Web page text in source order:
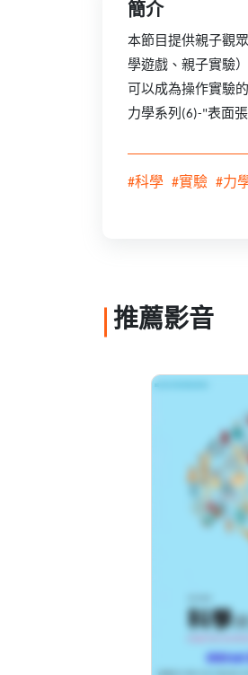
簡介
本節目提供親子觀
學遊戲、親子實驗
可以成為操作實驗
力學系列(6)-"表面
#科學 #實驗 #力
推薦影音
科學就在
蔡倫-泛黃
分級: 普遍級
片長: 22 min
發音: 華語